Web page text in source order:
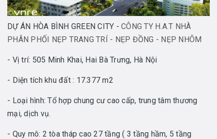
DỰ ÁN HÒA BÌNH GREEN CITY - CÔNG TY H.A.T NHÀ
PHÂN PHỐI NẸP TRANG TRÍ - NẸP ĐỒNG - NẸP NHÔM
- Vị trí: 505 Minh Khai, Hai Bà Trưng, Hà Nội
- Diện tích khu đất : 17.377 m2
- Loại hình: Tổ hợp chung cư cao cấp, trung tâm thương
mại, dịch vụ.
- Quy mô: 2 tòa tháp cao 27 tầng ( 3 tầng hầm, 5 tầng